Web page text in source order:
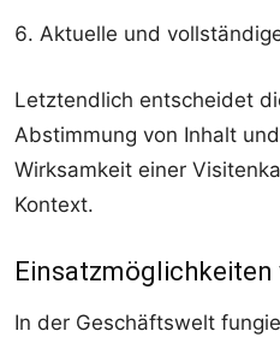
Aktuelle und
Letztendlich entscheidet
Abstimmung von Inhalt
Wirksamkeit einer
Kontext.
In der Geschäftswelt